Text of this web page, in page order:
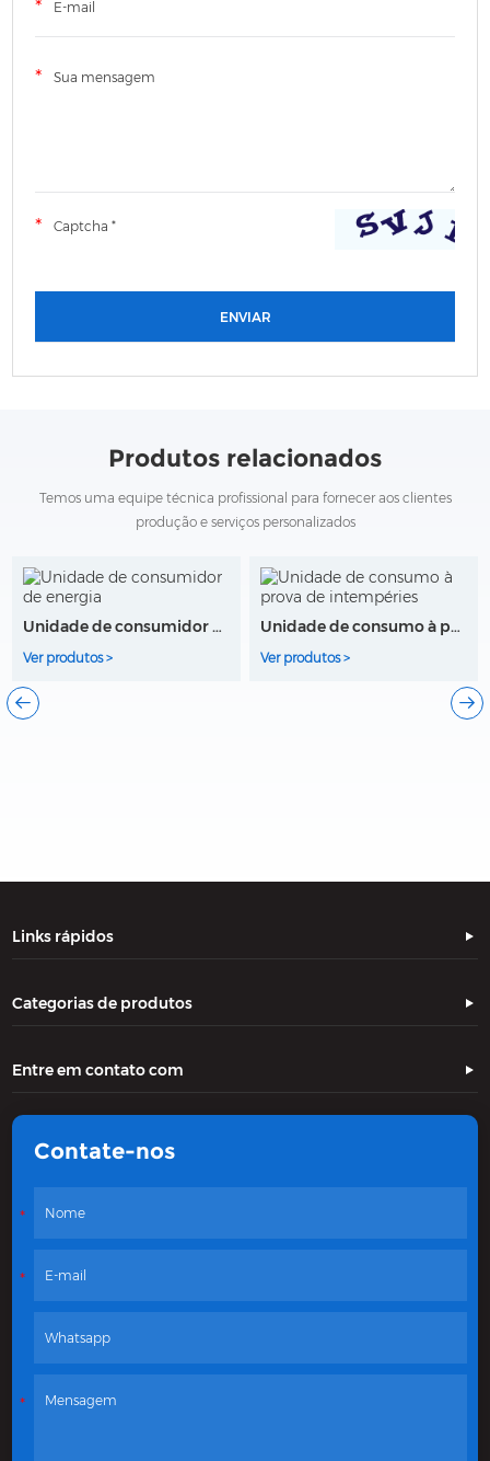
Produtos relacionados
Temos uma equipe técnica profissional para fornecer aos clientes
produção e serviços personalizados
Unidade de consumidor de energia Unidade de consumo à prova de intempéries
Links rápidos
Categorias de produtos
Entre em contato com
Contate-nos